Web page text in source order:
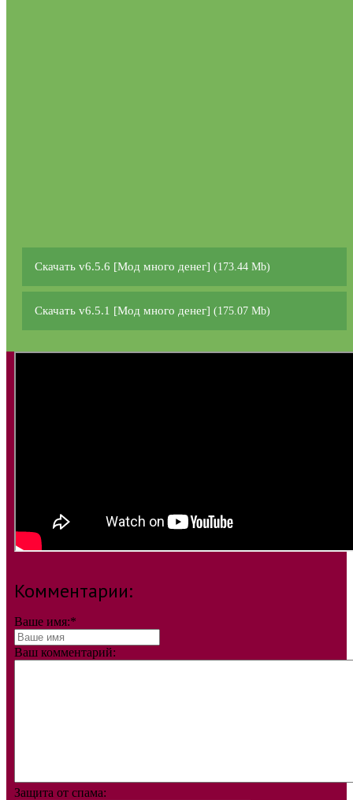
Скачать v6.5.6 [Мод много денег] (173.44 Mb)
Скачать v6.5.1 [Мод много денег] (175.07 Mb)
Комментарии:
Ваше имя:*
Ваш комментарий:
Защита от спама: